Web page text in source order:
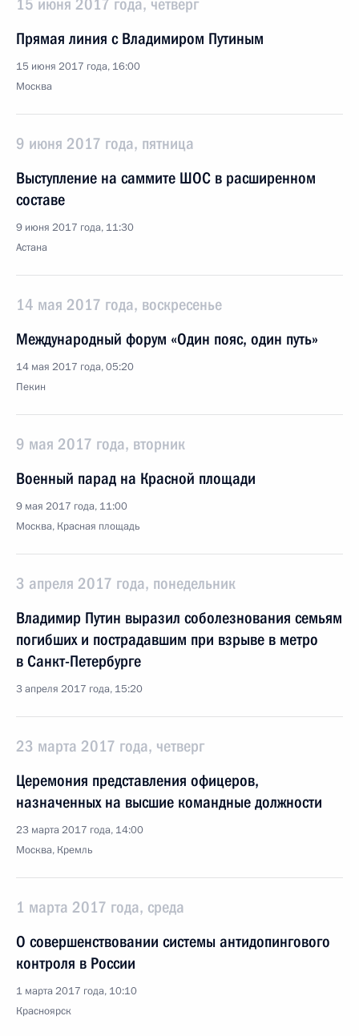
15 июня 2017 года, четверг
Прямая линия с Владимиром Путиным
15 июня 2017 года, 16:00
Москва
9 июня 2017 года, пятница
Выступление на саммите ШОС в расширенном
составе
9 июня 2017 года, 11:30
Астана
14 мая 2017 года, воскресенье
Международный форум «Один пояс, один путь»
14 мая 2017 года, 05:20
Пекин
9 мая 2017 года, вторник
Военный парад на Красной площади
9 мая 2017 года, 11:00
Москва, Красная площадь
3 апреля 2017 года, понедельник
Владимир Путин выразил соболезнования семьям
погибших и пострадавшим при взрыве в метро
в Санкт-Петербурге
3 апреля 2017 года, 15:20
23 марта 2017 года, четверг
Церемония представления офицеров,
назначенных на высшие командные должности
23 марта 2017 года, 14:00
Москва, Кремль
1 марта 2017 года, среда
О совершенствовании системы антидопингового
контроля в России
1 марта 2017 года, 10:10
Красноярск